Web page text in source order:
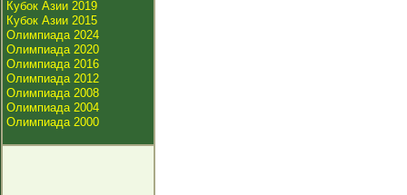
Кубок Азии 2019
Кубок Азии 2015
Олимпиада 2024
Олимпиада 2020
Олимпиада 2016
Олимпиада 2012
Олимпиада 2008
Олимпиада 2004
Олимпиада 2000